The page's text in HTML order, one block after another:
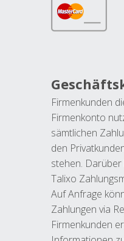
Firmenkunden
Firmenkonto
sämtlichen
den
stehen.
Talixo
Auf Anfrage
Zahlungen via
Firmenkunden